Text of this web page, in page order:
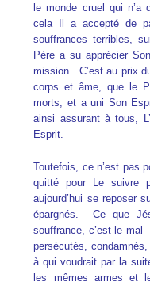
le monde cruel qui
cela Il a accepté de
souffrances terribles,
Père a su apprécier
mission. C’est au prix
corps et âme, que le
morts, et a uni Son
ainsi assurant à tous,
Esprit.
Toutefois, ce n’est pas
quitté pour Le suivre
aujourd’hui se reposer
épargnés. Ce que
souffrance, c’est le mal
persécutés,
à qui voudrait par la
les mêmes armes et